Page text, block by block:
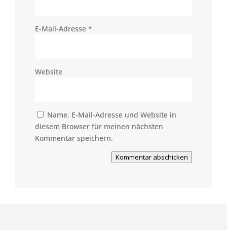
E-Mail-Adresse *
Website
Name, E-Mail-Adresse und Website in
diesem Browser für meinen nächsten
Kommentar speichern.
Kommentar abschicken